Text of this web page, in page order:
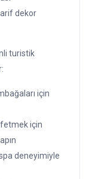
dekor
turistik
için
için
deneyimiyle